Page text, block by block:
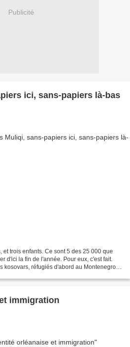
Publicité
ici, sans-papiers là-bas
et trois enfants. Ce sont 5 des 25 000 que
d'ici la fin de l'année. Pour eux, c'est fait.
kosovars, réfugiés d'abord au Montenegro
immigration